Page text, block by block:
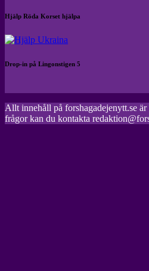
Hjälp Röda Korset hjälpa
Drop-in på Lingonstigen 5
Allt innehåll på forshagadejenytt.se
frågor kan du kontakta